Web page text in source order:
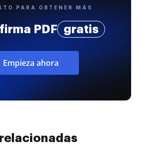
PARA OBTENER MÁS
PDF gratis
Empieza ahora